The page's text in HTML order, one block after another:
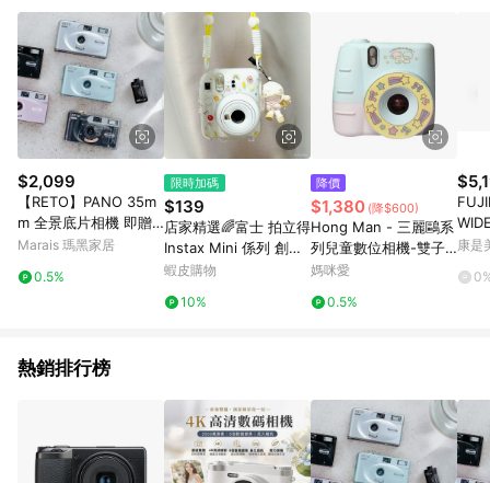
$2,099
【RETO】PANO 35m
m 全景底片相機 即贈
波士頓彩色底片 ISO40
Boston Film ISO400
Marais 瑪黑家居
0.5%
限時加碼
$139
店家精選🌈富士 拍立得
Instax Mini 係列 創意
少女心 斜挎鏈包 拍立
得保護 KCTY
蝦皮購物
10%
降價
$1,380 (降$600)
Hong Man - 三麗鷗系
列兒童數位相機-雙子
星
媽咪愛
0.5%
拍
康是
熱銷排行榜